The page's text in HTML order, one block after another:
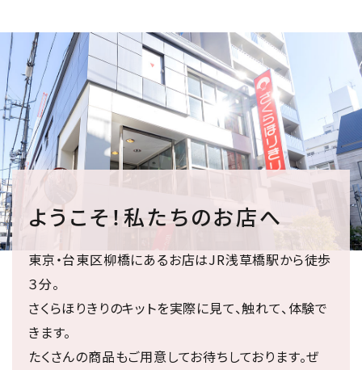
ようこそ！私たちのお店へ
東京・台東区柳橋にあるお店はJR浅草橋駅から徒歩
３分。
さくらほりきりのキットを実際に見て、触れて、体験で
きます。
たくさんの商品もご用意してお待ちしております。ぜ